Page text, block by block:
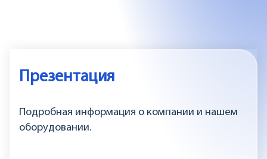
Презентация
Подробная информация о компании и нашем
оборудовании.